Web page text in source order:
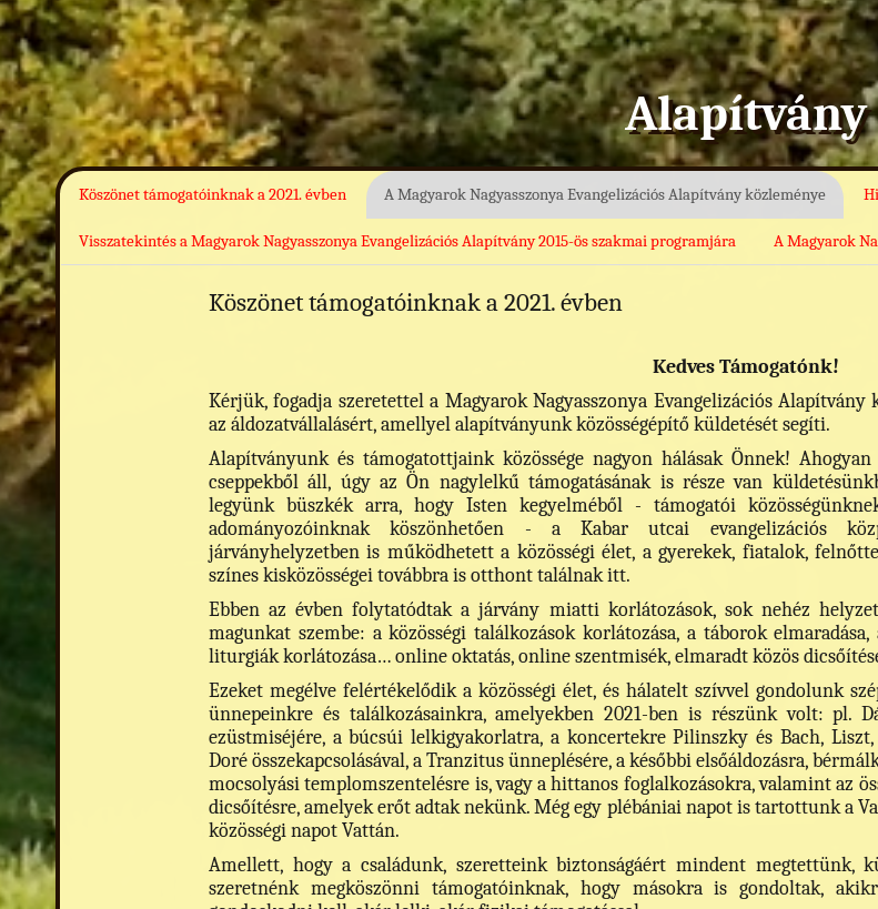
Alapítvány
Köszönet támogatóinknak a 2021. évben A Magyarok Nagyasszonya Evangelizációs Alapítvány közleménye
Visszatekintés a Magyarok Nagyasszonya Evangelizációs Alapítvány 2015-ös szakmai programjára A Magyarok
Köszönet támogatóinknak a 2021. évben
Kedves Támogatónk!
Kérjük, fogadja szeretettel a Magyarok Nagyasszonya Evangelizációs
az áldozatvállalásért, amellyel alapítványunk közösségépítő küldetését segíti.
Alapítványunk és támogatottjaink közössége nagyon hálásak Önnek!
cseppekből áll, úgy az Ön nagylelkű támogatásának is része van
legyünk büszkék arra, hogy Isten kegyelméből - támogatói
adományozóinknak köszönhetően - a Kabar utcai evangelizációs
járványhelyzetben is működhetett a közösségi élet, a gyerekek, fiatalok,
színes kisközösségei továbbra is otthont találnak itt.
Ebben az évben folytatódtak a járvány miatti korlátozások, sok nehéz
magunkat szembe: a közösségi találkozások korlátozása, a táborok
liturgiák korlátozása… online oktatás, online szentmisék, elmaradt közös
Ezeket megélve felértékelődik a közösségi élet, és hálatelt szívvel gondolunk
ünnepeinkre és találkozásainkra, amelyekben 2021-ben is részünk volt: pl.
ezüstmiséjére, a búcsúi lelkigyakorlatra, a koncertekre Pilinszky és Bach, Liszt,
Doré összekapcsolásával, a Tranzitus ünneplésére, a későbbi elsőáldozásra,
mocsolyási templomszentelésre is, vagy a hittanos foglalkozásokra, valamint az
dicsőítésre, amelyek erőt adtak nekünk. Még egy plébániai napot is tartottunk a
közösségi napot Vattán.
Amellett, hogy a családunk, szeretteink biztonságáért mindent megtettünk,
szeretnénk megköszönni támogatóinknak, hogy másokra is gondoltak,